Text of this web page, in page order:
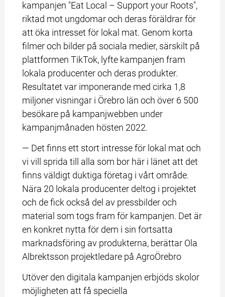
kampanjen "Eat Local – Support your Roots",
riktad mot ungdomar och deras föräldrar för
att öka intresset för lokal mat. Genom korta
filmer och bilder på sociala medier, särskilt på
plattformen TikTok, lyfte kampanjen fram
lokala producenter och deras produkter.
Resultatet var imponerande med cirka 1,8
miljoner visningar i Örebro län och över 6 500
besökare på kampanjwebben under
kampanjmånaden hösten 2022.
— Det finns ett stort intresse för lokal mat och
vi vill sprida till alla som bor här i länet att det
finns väldigt duktiga företag i vårt område.
Nära 20 lokala producenter deltog i projektet
och de fick också del av pressbilder och
material som togs fram för kampanjen. Det är
en konkret nytta för dem i sin fortsatta
marknadsföring av produkterna, berättar Ola
Albrektsson projektledare på AgroÖrebro
Utöver den digitala kampanjen erbjöds skolor
möjligheten att få speciella